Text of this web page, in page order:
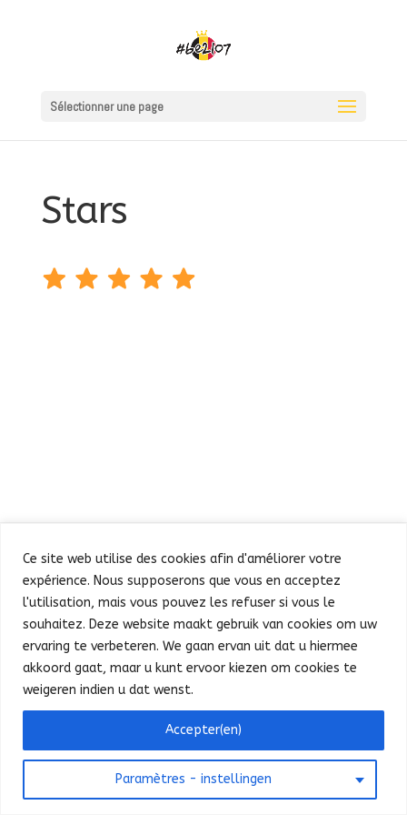
Ce site web utilise des cookies afin d'améliorer votre
expérience. Nous supposerons que vous en acceptez
l'utilisation, mais vous pouvez les refuser si vous le
souhaitez. Deze website maakt gebruik van cookies om uw
ervaring te verbeteren. We gaan ervan uit dat u hiermee
akkoord gaat, maar u kunt ervoor kiezen om cookies te
weigeren indien u dat wenst.
Paramètres - instellingen
Accepter(en)
Sélectionner une page
Stars
Concert et feu d’artifice
Infos pratiques
Presse
Nederlands
SPF Intérieur - FOD Binnenlandse Zaken
2025-Contact website-Privacy
Bonjour ! Puis-je vous aider ?